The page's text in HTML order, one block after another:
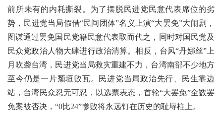
前所未有的内耗撕裂。为了摆脱民进党民意代表席位的劣
势，民进党当局假借“民间团体”名义上演“大罢免”大闹剧，
图谋通过罢免国民党籍民意代表取而代之，同时对国民党及
民众党政治人物大肆进行政治清算。相反，台风“丹娜丝”上
月吹袭台湾，民进党当局救灾重建不力，台湾南部不少地方
至今仍是一片颓垣败瓦。民进党当局政治先行、民生靠边
站，台湾民众忍无可忍，以选票表态，首轮“大罢免”全数罢
免案被否决，“0比24”惨败将永远钉在历史的耻辱柱上。